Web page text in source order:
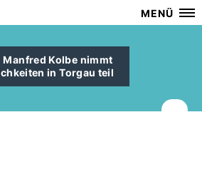
MENÜ
Kolbe nimmt
in Torgau teil